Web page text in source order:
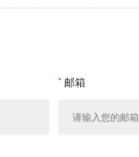
邮箱